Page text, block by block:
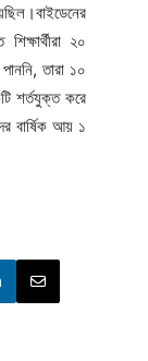
২০
তারা ১০
শর্তযুক্ত করে
বার্ষিক আয় ১